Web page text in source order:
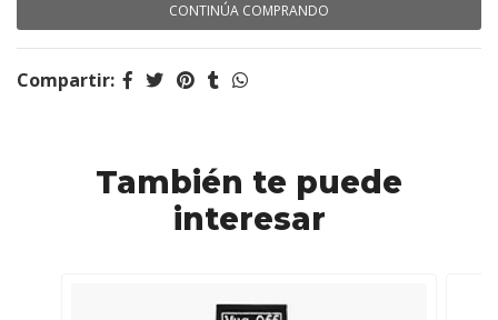
CONTINÚA COMPRANDO
Compartir:
También te puede
interesar